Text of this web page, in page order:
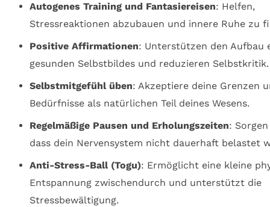
Autogenes Training und Fantasiereisen: Helfen,
Stressreaktionen abzubauen und innere Ruhe zu
Positive Affirmationen: Unterstützen den Aufbau
gesunden Selbstbildes und reduzieren Selbstkritik.
Selbstmitgefühl üben: Akzeptiere deine Grenzen
Bedürfnisse als natürlichen Teil deines Wesens.
Regelmäßige Pausen und Erholungszeiten:
dass dein Nervensystem nicht dauerhaft belastet
Anti-Stress-Ball (Togu): Ermöglicht eine kleine
Entspannung zwischendurch und unterstützt die
Stressbewältigung.